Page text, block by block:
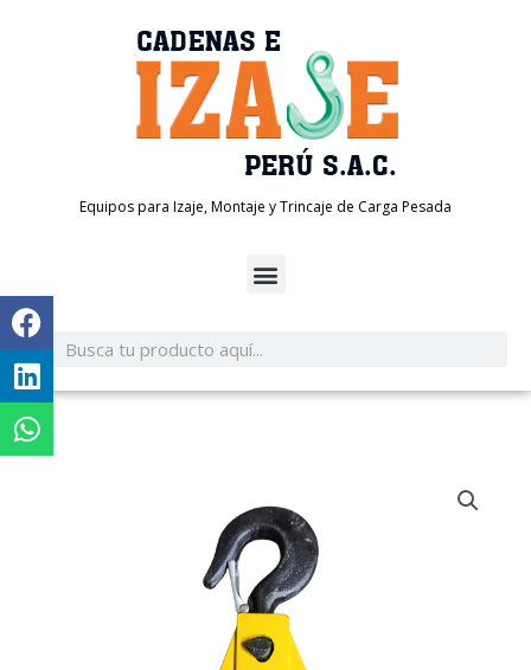
Equipos para Izaje, Montaje y Trincaje de Carga Pesada
SearchSearch